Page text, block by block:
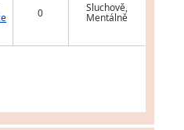
0 Sluchově,
Mentálně